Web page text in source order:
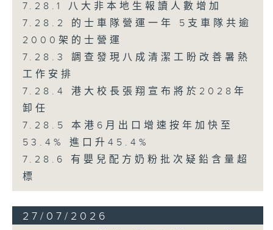
7.28.1 八大非本地生報讀人數增加
7.28.2 的士車隊營運一年 5支車隊共逾
2000架的士營運
7.28.3 調查發現八成清潔工盼改善暑熱
工作安排
7.28.4 港大校長張翔宣布將於2028年
卸任
7.28.5 本港6月出口增速按年加快至
53.4% 進口升45.4%
7.28.6 有嬰兒配方奶粉批次疑鉛含量超
標
27/07/2026